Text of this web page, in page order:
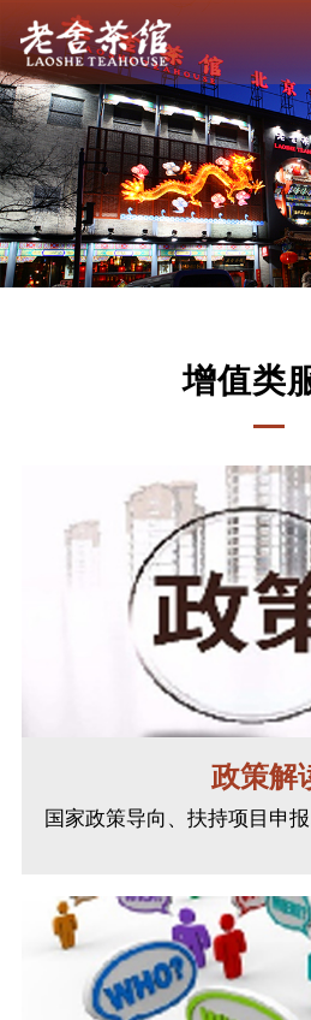
增值类
政策解
国家政策导向、扶持项目申